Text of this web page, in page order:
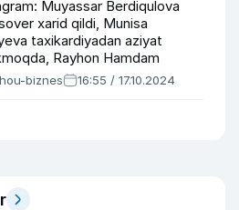
Muyassar Berdiqulova
xarid qildi, Munisa
taxikardiyadan aziyat
Rayhon Hamdam
qimmatbaho sovg‘a berdi
biznes 16:55 / 17.10.2024